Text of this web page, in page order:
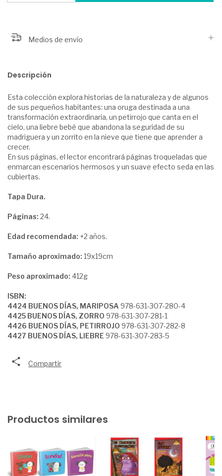
Medios de envío
Descripción
Esta colección explora historias de la naturaleza y de algunos
de sus pequeños habitantes: una oruga destinada a una
transformación extraordinaria, un petirrojo que canta en el
cielo, una liebre bebé que abandona la seguridad de su
madriguera y un zorrito en la nieve que tiene que aprender a
crecer.
En sus páginas, el lector encontrará páginas troqueladas que
enmarcan escenarios hermosos y un suave efecto seda en las
cubiertas.
Tapa Dura.
Páginas: 24.
Edad recomendada: +2 años.
Tamaño aproximado: 19x19cm
Peso aproximado: 412g
ISBN:
4424 BUENOS DÍAS, MARIPOSA 978-631-307-280-4
4425 BUENOS DÍAS, ZORRO 978-631-307-281-1
4426 BUENOS DÍAS, PETIRROJO 978-631-307-282-8
4427 BUENOS DÍAS, LIEBRE 978-631-307-283-5
Compartir
Productos similares